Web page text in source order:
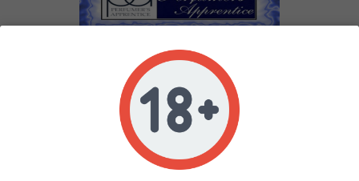
Søt Cream - Perfumer's...